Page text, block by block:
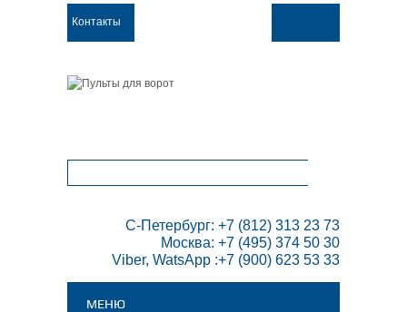
Москва: +7 (495) 374 50 30
Viber, WatsApp :+7 (900) 623 53 33
Контакты
МЕНЮ